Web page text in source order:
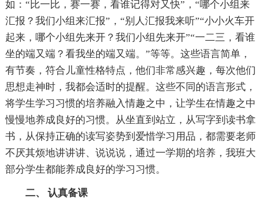
如：“比一比，赛一赛，看谁记得对又快”，“哪个小组来
汇报？我们小组来汇报”，“别人汇报我来听”“小小火车开
起来，哪个小组先来开？我们小组先来开”“一二三，看谁
坐的端又端？看我坐的端又端。”等等。这些语言简单，
有节奏，符合儿童性格特点，他们非常感兴趣，每次他们
思想走神时，我都会适时的提醒。这些不同的语言形式，
将学生学习习惯的培养融入情趣之中，让学生在情趣之中
慢慢地养成良好的习惯。从坐直到站立，从写字到读书拿
书，从保持正确的读写姿势到爱惜学习用品，都需要老师
不厌其烦地讲讲讲、说说说，通过一学期的培养，我班大
部分学生都能养成良好的学习习惯。
二、 认真备课